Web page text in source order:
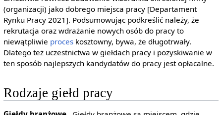
(organizacji) jako dobrego miejsca pracy [Departament
Rynku Pracy 2021]. Podsumowując podkreślić należy, że
rekrutacja oraz wdrażanie nowych osób do pracy to
niewątpliwie proceskosztowny, bywa, że długotrwały.
Dlatego też uczestnictwa w giełdach pracy i pozyskiwanie w
ten sposób najlepszych kandydatów do pracy jest opłacalne.
Rodzaje giełd pracy